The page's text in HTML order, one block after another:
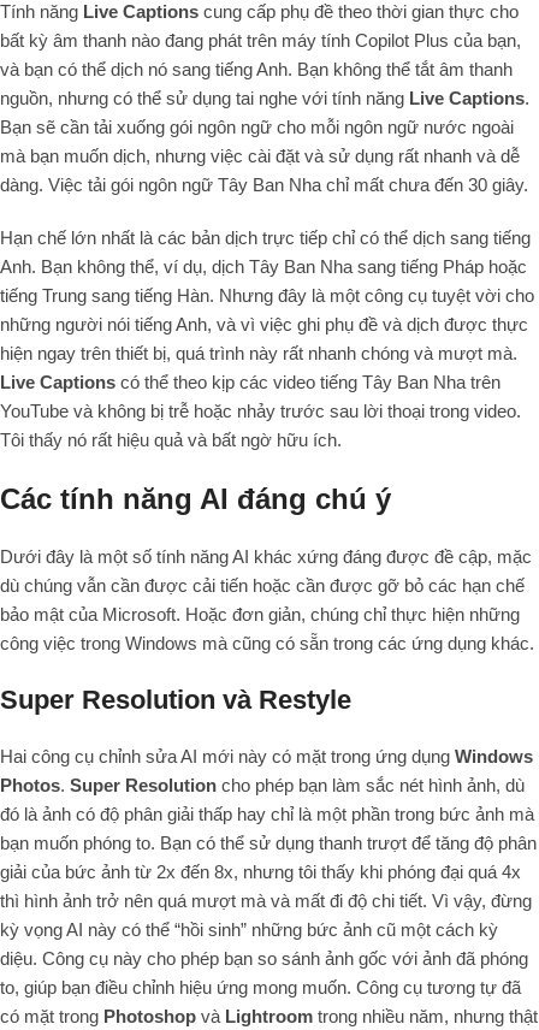
Tính năng Live Captions cung cấp phụ đề theo thời gian thực cho
bất kỳ âm thanh nào đang phát trên máy tính Copilot Plus của bạn,
và bạn có thể dịch nó sang tiếng Anh. Bạn không thể tắt âm thanh
nguồn, nhưng có thể sử dụng tai nghe với tính năng Live Captions.
Bạn sẽ cần tải xuống gói ngôn ngữ cho mỗi ngôn ngữ nước ngoài
mà bạn muốn dịch, nhưng việc cài đặt và sử dụng rất nhanh và dễ
dàng. Việc tải gói ngôn ngữ Tây Ban Nha chỉ mất chưa đến 30 giây.
Hạn chế lớn nhất là các bản dịch trực tiếp chỉ có thể dịch sang tiếng
Anh. Bạn không thể, ví dụ, dịch Tây Ban Nha sang tiếng Pháp hoặc
tiếng Trung sang tiếng Hàn. Nhưng đây là một công cụ tuyệt vời cho
những người nói tiếng Anh, và vì việc ghi phụ đề và dịch được thực
hiện ngay trên thiết bị, quá trình này rất nhanh chóng và mượt mà.
Live Captions có thể theo kịp các video tiếng Tây Ban Nha trên
YouTube và không bị trễ hoặc nhảy trước sau lời thoại trong video.
Tôi thấy nó rất hiệu quả và bất ngờ hữu ích.
Các tính năng AI đáng chú ý
Dưới đây là một số tính năng AI khác xứng đáng được đề cập, mặc
dù chúng vẫn cần được cải tiến hoặc cần được gỡ bỏ các hạn chế
bảo mật của Microsoft. Hoặc đơn giản, chúng chỉ thực hiện những
công việc trong Windows mà cũng có sẵn trong các ứng dụng khác.
Super Resolution và Restyle
Hai công cụ chỉnh sửa AI mới này có mặt trong ứng dụng Windows
Photos. Super Resolution cho phép bạn làm sắc nét hình ảnh, dù
đó là ảnh có độ phân giải thấp hay chỉ là một phần trong bức ảnh mà
bạn muốn phóng to. Bạn có thể sử dụng thanh trượt để tăng độ phân
giải của bức ảnh từ 2x đến 8x, nhưng tôi thấy khi phóng đại quá 4x
thì hình ảnh trở nên quá mượt mà và mất đi độ chi tiết. Vì vậy, đừng
kỳ vọng AI này có thể “hồi sinh” những bức ảnh cũ một cách kỳ
diệu. Công cụ này cho phép bạn so sánh ảnh gốc với ảnh đã phóng
to, giúp bạn điều chỉnh hiệu ứng mong muốn. Công cụ tương tự đã
có mặt trong Photoshop và Lightroom trong nhiều năm, nhưng thật